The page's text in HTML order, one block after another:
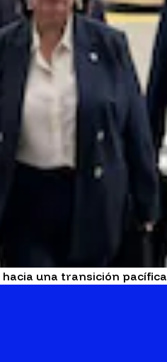
una transición pacífica